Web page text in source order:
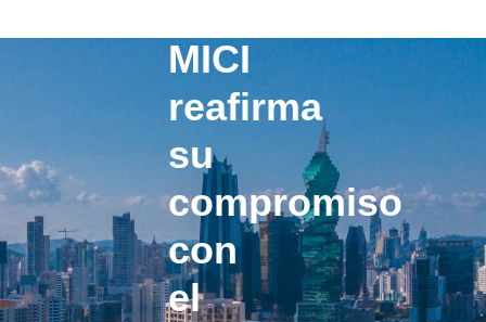
MICI
reafirma
su
compromiso
con
el